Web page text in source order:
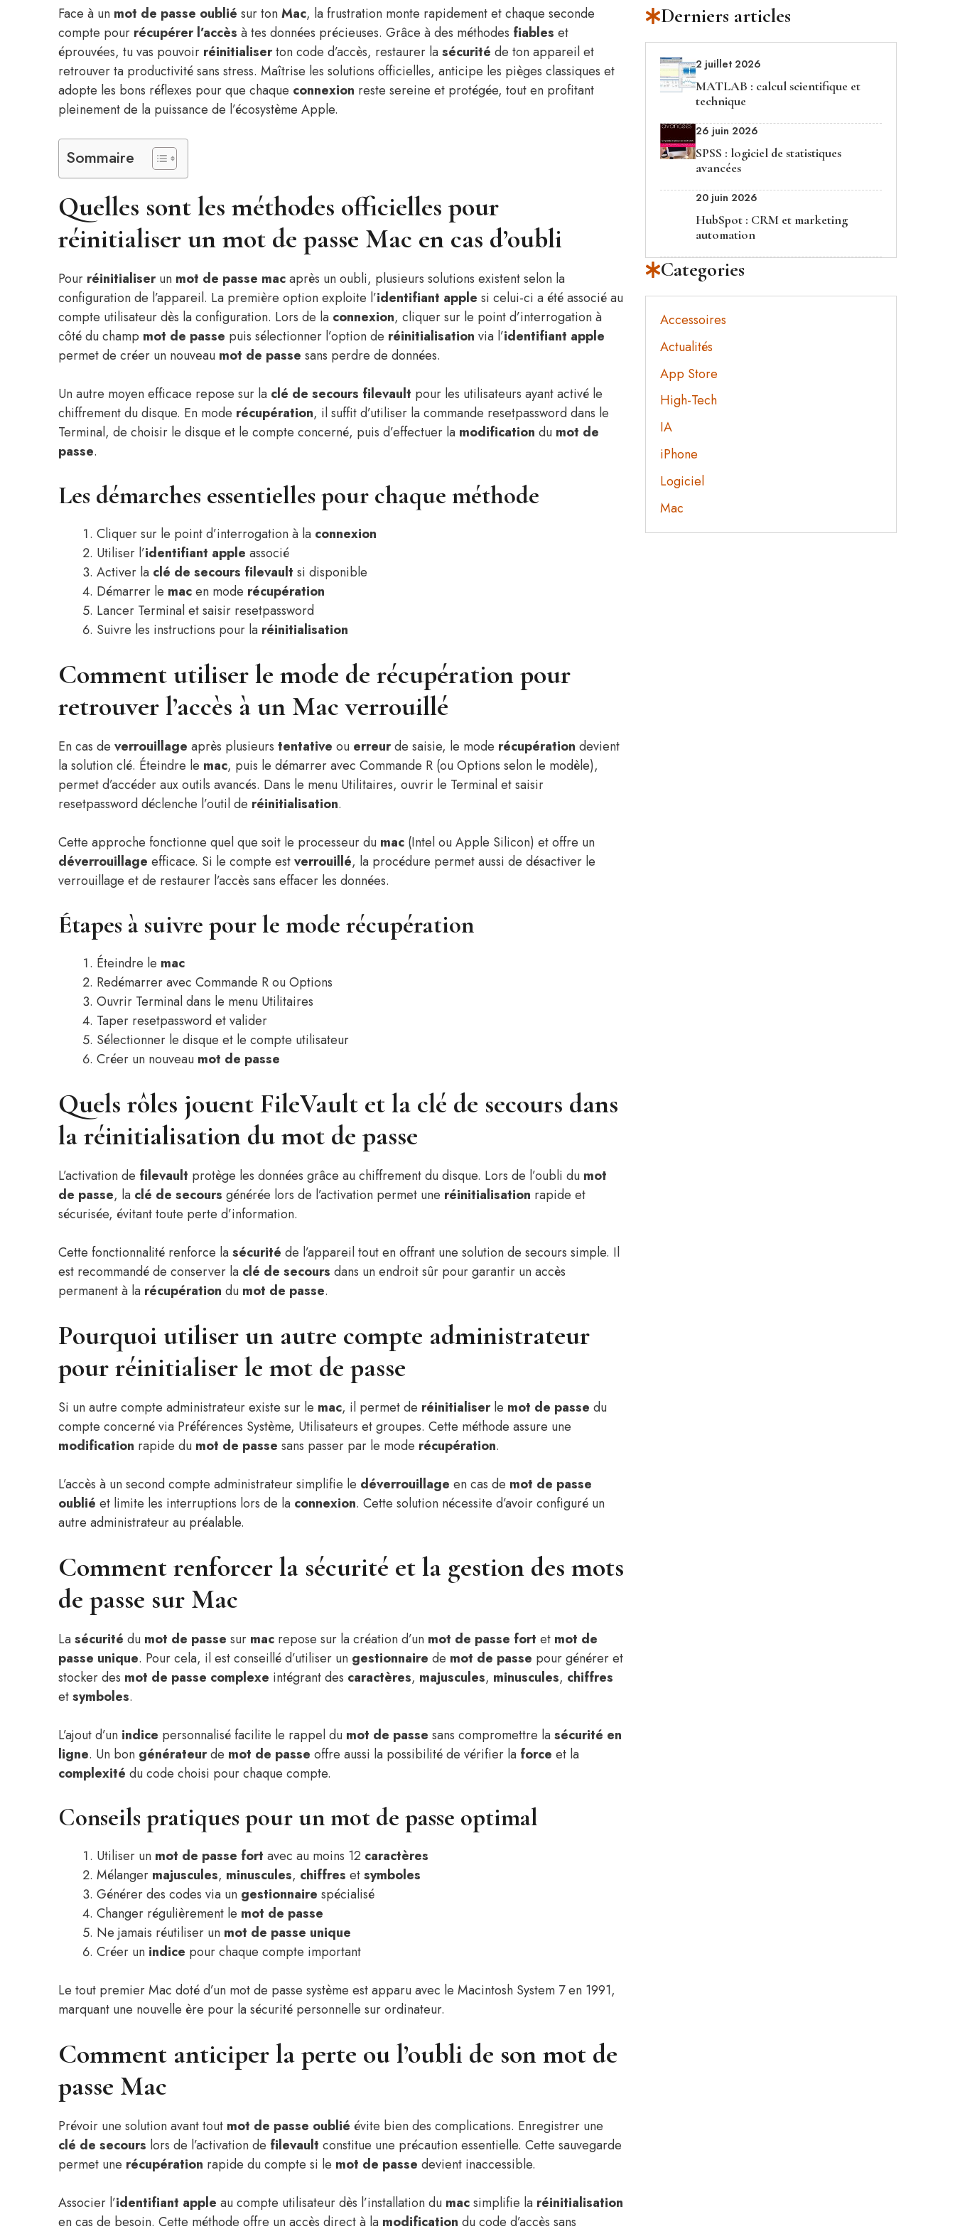
Face à un mot de passe oublié sur tonMac, la frustration monte rapidement et chaque seconde
compte pour récupérer l’accès à tes données précieuses. Grâce à des méthodes fiables et
éprouvées, tu vas pouvoir réinitialiserton code d’accès, restaurer lasécurité de ton appareil et
retrouver ta productivité sans stress. Maîtrise les solutions officielles, anticipe les pièges classiques et
adopte les bons réflexes pour que chaque connexion reste sereine et protégée, tout en profitant
pleinement de la puissance de l’écosystème Apple.
Sommaire
Quelles sont les méthodes officielles pour
réinitialiser un mot de passe Mac en cas d’oubli
Pour réinitialiserun mot de passe macaprès un oubli, plusieurs solutions existent selon la
configuration de l’appareil. La première option exploite l’identifiant apple si celui-ci a été associé au
compte utilisateur dès la configuration. Lors de la connexion, cliquer sur le point d’interrogation à
côté du champ mot de passe puis sélectionner l’option de réinitialisation via l’identifiant apple
permet de créer un nouveau mot de passe sans perdre de données.
Un autre moyen efficace repose sur la clé de secours filevault pour les utilisateurs ayant activé le
chiffrement du disque. En mode récupération, il suffit d’utiliser la commande resetpassword dans le
Terminal, de choisir le disque et le compte concerné, puis d’effectuer la modification du mot de
passe.
Les démarches essentielles pour chaque méthode
Cliquer sur le point d’interrogation à la connexion
Utiliser l’identifiant apple associé
Activer la clé de secours filevault si disponible
Démarrer le macen mode récupération
Lancer Terminal et saisir resetpassword
Suivre les instructions pour la réinitialisation
Comment utiliser le mode de récupération pour
retrouver l’accès à un Mac verrouillé
En cas de verrouillage après plusieurs tentative ou erreurde saisie, le mode récupération devient
la solution clé. Éteindre le mac, puis le démarrer avec Commande R (ou Options selon le modèle),
permet d’accéder aux outils avancés. Dans le menu Utilitaires, ouvrir le Terminal et saisir
resetpassword déclenche l’outil de réinitialisation.
Cette approche fonctionne quel que soit le processeur du mac (Intel ou Apple Silicon) et offre un
déverrouillage efficace. Si le compte estverrouillé, la procédure permet aussi de désactiver le
verrouillage et de restaurer l’accès sans effacer les données.
Étapes à suivre pour le mode récupération
Éteindre le mac
Redémarrer avec Commande R ou Options
Ouvrir Terminal dans le menu Utilitaires
Taper resetpassword et valider
Sélectionner le disque et le compte utilisateur
Créer un nouveau mot de passe
Quels rôles jouent FileVault et la clé de secours dans
la réinitialisation du mot de passe
L’activation de filevault protège les données grâce au chiffrement du disque. Lors de l’oubli du mot
de passe, la clé de secours générée lors de l’activation permet une réinitialisation rapide et
sécurisée, évitant toute perte d’information.
Cette fonctionnalité renforce lasécurité de l’appareil tout en offrant une solution de secours simple. Il
est recommandé de conserver la clé de secours dans un endroit sûr pour garantir un accès
permanent à la récupération du mot de passe.
Pourquoi utiliser un autre compte administrateur
pour réinitialiser le mot de passe
Si un autre compte administrateur existe sur le mac, il permet de réinitialiserle mot de passe du
compte concerné via Préférences Système, Utilisateurs et groupes. Cette méthode assure une
modification rapide du mot de passe sans passer par le mode récupération.
L’accès à un second compte administrateur simplifie le déverrouillage en cas de mot de passe
oublié et limite les interruptions lors de la connexion. Cette solution nécessite d’avoir configuré un
autre administrateur au préalable.
Comment renforcer la sécurité et la gestion des mots
de passe sur Mac
Lasécurité du mot de passe sur mac repose sur la création d’un mot de passe fort et mot de
passe unique. Pour cela, il est conseillé d’utiliser un gestionnaire de mot de passe pour générer et
stocker des mot de passe complexe intégrant des caractères, majuscules, minuscules, chiffres
etsymboles.
L’ajout d’un indice personnalisé facilite le rappel du mot de passe sans compromettre lasécurité en
ligne. Un bon générateurde mot de passe offre aussi la possibilité de vérifier la force et la
complexité du code choisi pour chaque compte.
Conseils pratiques pour un mot de passe optimal
Utiliser un mot de passe fort avec au moins 12 caractères
Mélanger majuscules, minuscules, chiffres etsymboles
Générer des codes via un gestionnaire spécialisé
Changer régulièrement le mot de passe
Ne jamais réutiliser un mot de passe unique
Créer un indice pour chaque compte important
Le tout premier Mac doté d’un mot de passe système est apparu avec le Macintosh System 7 en 1991,
marquant une nouvelle ère pour la sécurité personnelle sur ordinateur.
Comment anticiper la perte ou l’oubli de son mot de
passe Mac
Prévoir une solution avant tout mot de passe oublié évite bien des complications. Enregistrer une
clé de secours lors de l’activation de filevault constitue une précaution essentielle. Cette sauvegarde
permet une récupération rapide du compte si le mot de passe devient inaccessible.
Associer l’identifiant apple au compte utilisateur dès l’installation du macsimplifie la réinitialisation
en cas de besoin. Cette méthode offre un accès direct à la modification du code d’accès sans
Derniers articles
2 juillet 2026
MATLAB : calcul scientifique et
technique
26 juin 2026
SPSS : logiciel de statistiques
avancées
20 juin 2026
HubSpot : CRM et marketing
automation
Categories
Accessoires
Actualités
App Store
High-Tech
IA
iPhone
Logiciel
Mac